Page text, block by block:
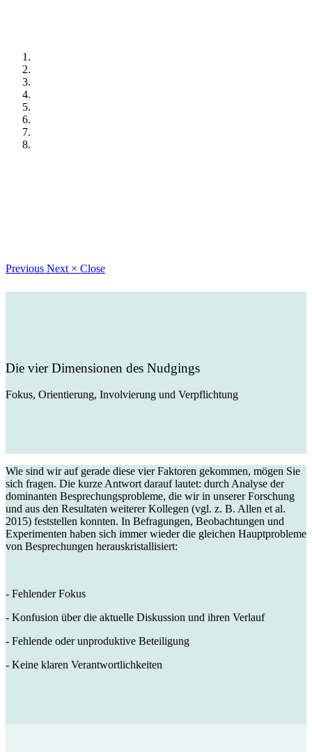
Previous Next × Close
Die vier Dimensionen des Nudgings
Fokus, Orientierung, Involvierung und Verpflichtung
Wie sind wir auf gerade diese vier Faktoren gekommen, mögen Sie
sich fragen. Die kurze Antwort darauf lautet: durch Analyse der
dominanten Besprechungsprobleme, die wir in unserer Forschung
und aus den Resultaten weiterer Kollegen (vgl. z. B. Allen et al.
2015) feststellen konnten. In Befragungen, Beobachtungen und
Experimenten haben sich immer wieder die gleichen Hauptprobleme
von Besprechungen herauskristallisiert:
- Fehlender Fokus
- Konfusion über die aktuelle Diskussion und ihren Verlauf
- Fehlende oder unproduktive Beteiligung
- Keine klaren Verantwortlichkeiten